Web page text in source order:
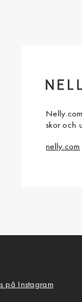
skor och
nelly.com
på Instagram